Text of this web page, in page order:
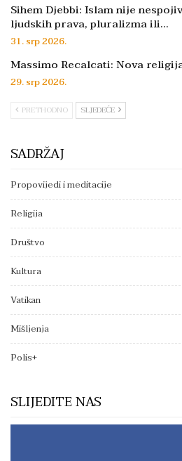
Sihem Djebbi: Islam nije
ljudskih prava, pluralizma ili…
31. srp 2026.
Massimo Recalcati: Nova
29. srp 2026.
PRETHODNO SLJEDEĆE
SADRŽAJ
Propovijedi i meditacije
Religija
Društvo
Kultura
Vatikan
Mišljenja
Polis+
SLIJEDITE NAS